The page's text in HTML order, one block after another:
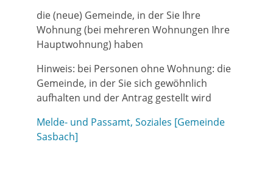
die (neue) Gemeinde, in der Sie Ihre
Wohnung (bei mehreren Wohnungen Ihre
Hauptwohnung) haben
Hinweis: bei Personen ohne Wohnung: die
Gemeinde, in der Sie sich gewöhnlich
aufhalten und der Antrag gestellt wird
Melde- und Passamt, Soziales [Gemeinde
Sasbach]